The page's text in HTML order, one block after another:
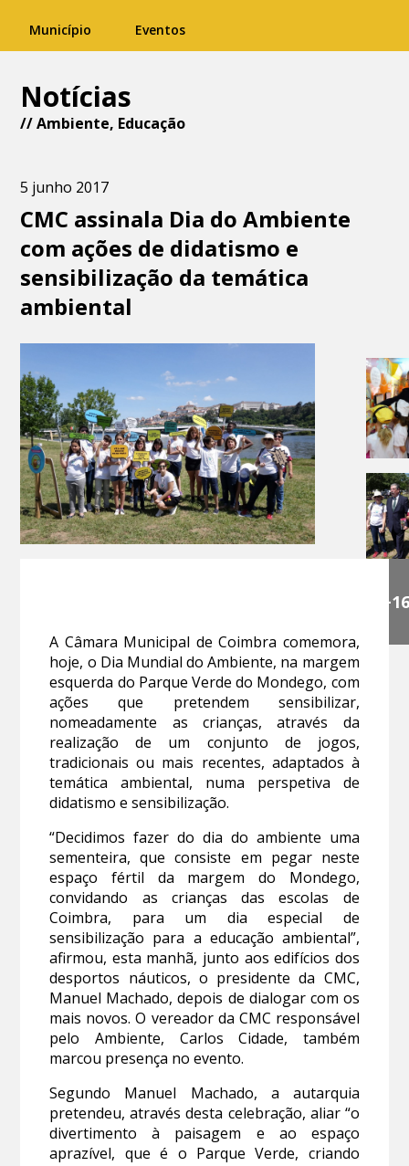
Município Eventos
Notícias
//Ambiente, Educação
5 junho 2017
CMC assinala Dia do Ambiente
com ações de didatismo e
sensibilização da temática
ambiental
+16
A Câmara Municipal de Coimbra comemora,
hoje, o Dia Mundial do Ambiente, na margem
esquerda do Parque Verde do Mondego, com
ações que pretendem sensibilizar,
nomeadamente as crianças, através da
realização de um conjunto de jogos,
tradicionais ou mais recentes, adaptados à
temática ambiental, numa perspetiva de
didatismo e sensibilização.
“Decidimos fazer do dia do ambiente uma
sementeira, que consiste em pegar neste
espaço fértil da margem do Mondego,
convidando as crianças das escolas de
Coimbra, para um dia especial de
sensibilização para a educação ambiental”,
afirmou, esta manhã, junto aos edifícios dos
desportos náuticos, o presidente da CMC,
Manuel Machado, depois de dialogar com os
mais novos. O vereador da CMC responsável
pelo Ambiente, Carlos Cidade, também
marcou presença no evento.
Segundo Manuel Machado, a autarquia
pretendeu, através desta celebração, aliar “o
divertimento à paisagem e ao espaço
aprazível, que é o Parque Verde, criando